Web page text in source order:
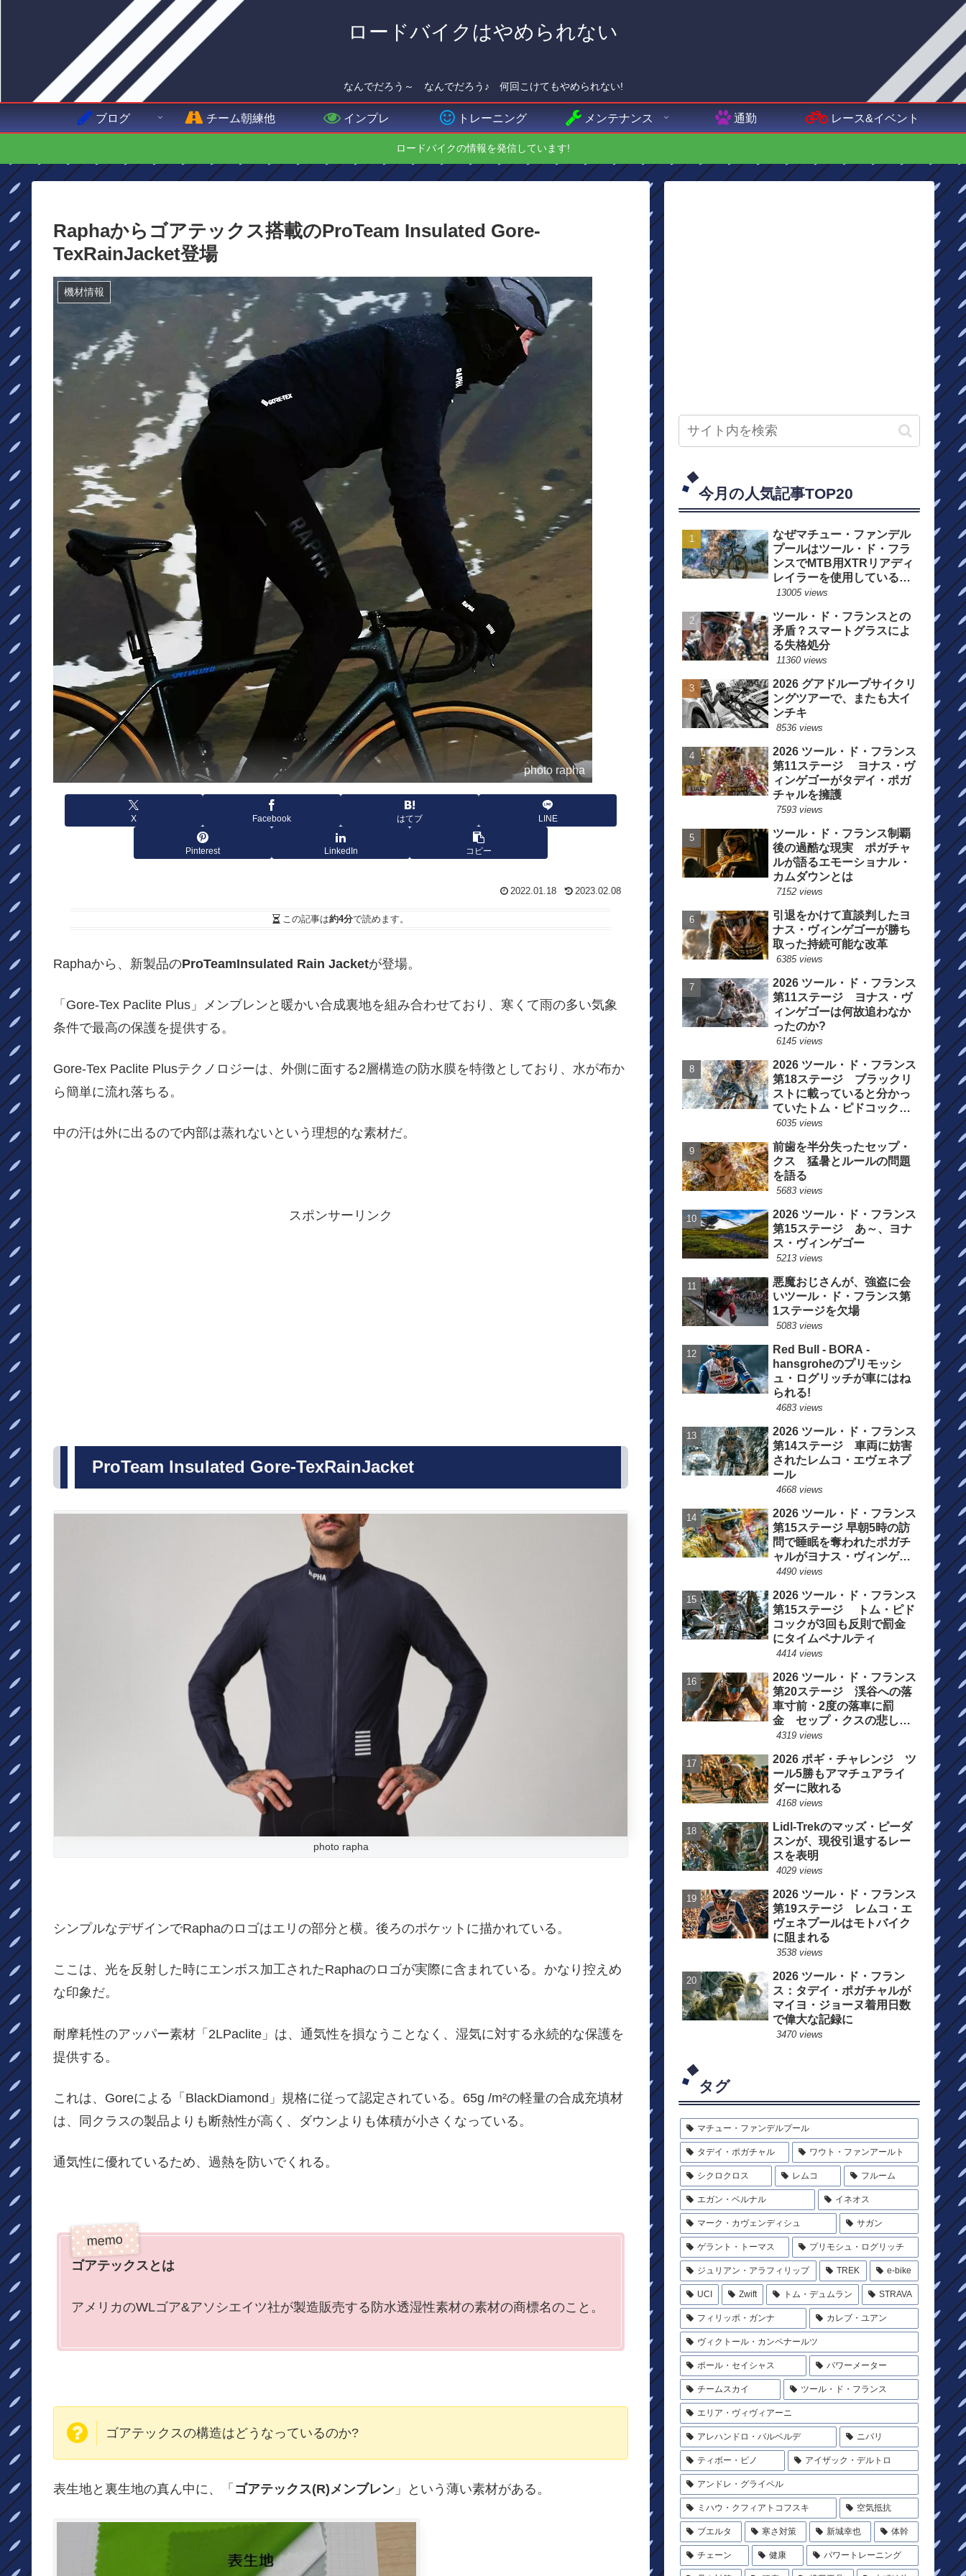
ロードバイクはやめられない
なんでだろう～ なんでだろう♪ 何回こけてもやめられない!
ブログ チーム朝練他 インプレ トレーニング メンテナンス 通勤 レース&イベント
ロードバイクの情報を発信しています!
Raphaからゴアテックス搭載のProTeam Insulated Gore-
TexRainJacket登場
機材情報
photo rapha
X Facebook はてブ LINE
Pinterest LinkedIn コピー
2022.01.18 2023.02.08
この記事は約4分で読めます。
Raphaから、新製品のProTeamInsulated Rain Jacketが登場。
「Gore-Tex Paclite Plus」メンブレンと暖かい合成裏地を組み合わせており、寒くて雨の多い気象
条件で最高の保護を提供する。
Gore-Tex Paclite Plusテクノロジーは、外側に面する2層構造の防水膜を特徴としており、水が布か
ら簡単に流れ落ちる。
中の汗は外に出るので内部は蒸れないという理想的な素材だ。
スポンサーリンク
ProTeam Insulated Gore-TexRainJacket
photo rapha
シンプルなデザインでRaphaのロゴはエリの部分と横。後ろのポケットに描かれている。
ここは、光を反射した時にエンボス加工されたRaphaのロゴが実際に含まれている。かなり控えめ
な印象だ。
耐摩耗性のアッパー素材「2LPaclite」は、通気性を損なうことなく、湿気に対する永続的な保護を
提供する。
これは、Goreによる「BlackDiamond」規格に従って認定されている。65g /m²の軽量の合成充填材
は、同クラスの製品よりも断熱性が高く、ダウンよりも体積が小さくなっている。
通気性に優れているため、過熱を防いでくれる。
ゴアテックスとは
アメリカのWLゴア&アソシエイツ社が製造販売する防水透湿性素材の素材の商標名のこと。
ゴアテックスの構造はどうなっているのか?
表生地と裏生地の真ん中に、「 ゴアテックス(R)メンブレン 」という薄い素材がある。
今月の人気記事TOP20
なぜマチュー・ファンデル
プールはツール・ド・フラ
ンスでMTB用XTRリアディ
レイラーを使用しているの
か？
13005 views
ツール・ド・フランスとの
矛盾？スマートグラスによ
る失格処分
11360 views
2026 グアドループサイクリ
ングツアーで、またも大イ
ンチキ
8536 views
2026 ツール・ド・フランス
第11ステージ ヨナス・ヴ
ィンゲゴーがタデイ・ポガ
チャルを擁護
7593 views
ツール・ド・フランス制覇
後の過酷な現実 ポガチャ
ルが語るエモーショナル・
カムダウンとは
7152 views
引退をかけて直談判したヨ
ナス・ヴィンゲゴーが勝ち
取った持続可能な改革
6385 views
2026 ツール・ド・フランス
第11ステージ ヨナス・ヴ
ィンゲゴーは何故追わなか
ったのか?
6145 views
2026 ツール・ド・フランス
第18ステージ ブラックリ
ストに載っていると分かっ
ていたトム・ピドコックは
総合順位死守に
6035 views
前歯を半分失ったセップ・
クス 猛暑とルールの問題
を語る
5683 views
2026 ツール・ド・フランス
第15ステージ あ～、ヨナ
ス・ヴィンゲゴー
5213 views
悪魔おじさんが、強盗に会
いツール・ド・フランス第
1ステージを欠場
5083 views
Red Bull - BORA -
hansgroheのプリモッシ
ュ・ログリッチが車にはね
られる!
4683 views
2026 ツール・ド・フランス
第14ステージ 車両に妨害
されたレムコ・エヴェネプ
ール
4668 views
2026 ツール・ド・フランス
第15ステージ 早朝5時の訪
問で睡眠を奪われたポガチ
ャルがヨナス・ヴィンゲゴ
ーの離脱を惜しむ
4490 views
2026 ツール・ド・フランス
第15ステージ トム・ピド
コックが3回も反則で罰金
にタイムペナルティ
4414 views
2026 ツール・ド・フランス
第20ステージ 渓谷への落
車寸前・2度の落車に罰
金 セップ・クスの悲しい
一日
4319 views
2026 ポギ・チャレンジ ツ
ール5勝もアマチュアライ
ダーに敗れる
4168 views
Lidl-Trekのマッズ・ピーダ
スンが、現役引退するレー
スを表明
4029 views
2026 ツール・ド・フランス
第19ステージ レムコ・エ
ヴェネプールはモトバイク
に阻まれる
3538 views
2026 ツール・ド・フラン
ス：タデイ・ポガチャルが
マイヨ・ジョーヌ着用日数
で偉大な記録に
3470 views
タグ
マチュー・ファンデルプール
タデイ・ポガチャル ワウト・ファンアールト
シクロクロス レムコ フルーム
エガン・ベルナル イネオス
マーク・カヴェンディシュ サガン
ゲラント・トーマス プリモシュ・ログリッチ
ジュリアン・アラフィリップ TREK e-bike
UCI Zwift トム・デュムラン STRAVA
フィリッポ・ガンナ カレブ・ユアン
ヴィクトール・カンペナールツ
ポール・セイシャス パワーメーター
チームスカイ ツール・ド・フランス
エリア・ヴィヴィアーニ
アレハンドロ・バルベルデ ニバリ
ティボー・ピノ アイザック・デルトロ
アンドレ・グライペル
ミハウ・クフィアトコフスキ 空気抵抗
ブエルタ 寒さ対策 新城幸也 体幹
チェーン 健康 パワートレーニング